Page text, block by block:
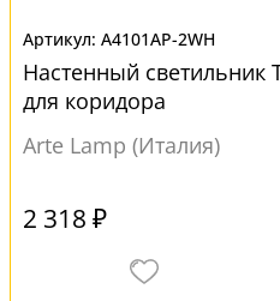
A4101AP-2WH
Настенный светильник
для коридора
Arte Lamp (Италия)
2 318 ₽